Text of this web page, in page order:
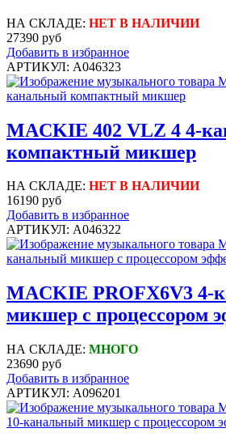
НА СКЛАДЕ: НЕТ В НАЛИЧИИ
27390 руб
Добавить в избранное
АРТИКУЛ: A046323
MACKIE 402 VLZ 4 4-
компактный микшер
НА СКЛАДЕ: НЕТ В НАЛИЧИИ
16190 руб
Добавить в избранное
АРТИКУЛ: A046322
MACKIE PROFX6V3 4-
микшер с процессором
НА СКЛАДЕ: МНОГО
23690 руб
Добавить в избранное
АРТИКУЛ: A096201